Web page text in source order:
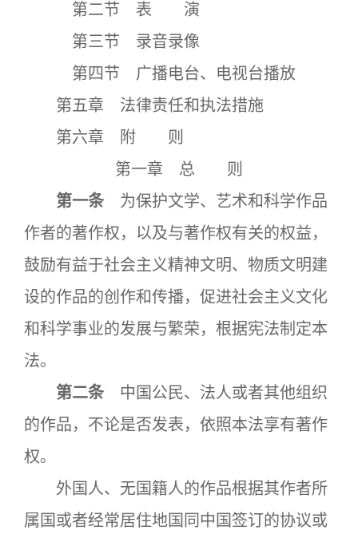
第二节 表 演
第三节 录音录像
第四节 广播电台、电视台播放
第五章 法律责任和执法措施
第六章 附 则
第一章 总 则
第一条 为保护文学、艺术和科学作品
作者的著作权，以及与著作权有关的权益，
鼓励有益于社会主义精神文明、物质文明建
设的作品的创作和传播，促进社会主义文化
和科学事业的发展与繁荣，根据宪法制定本
法。
第二条 中国公民、法人或者其他组织
的作品，不论是否发表，依照本法享有著作
权。
外国人、无国籍人的作品根据其作者所
属国或者经常居住地国同中国签订的协议或